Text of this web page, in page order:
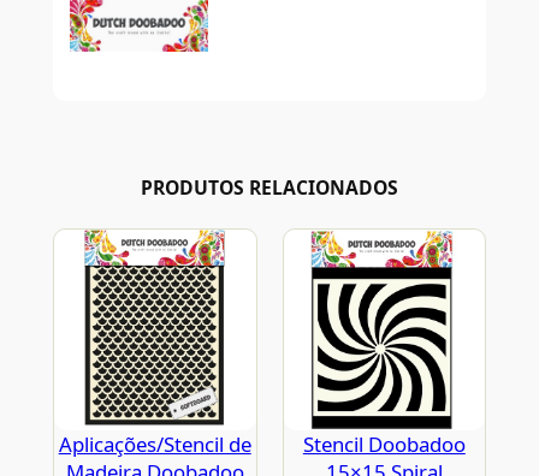
PRODUTOS RELACIONADOS
Aplicações/Stencil de
Stencil Doobadoo